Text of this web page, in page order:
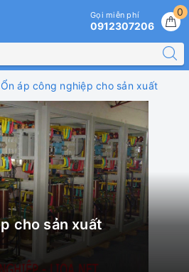
0
Gọi miễn phí
0912307206
Ổn áp công nghiệp cho sản xuất
cho sản xuất